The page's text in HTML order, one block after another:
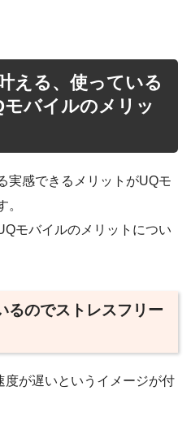
える、使っている
バイルのメリッ
実感できるメリットがUQモ
。
モバイルのメリットについ
るのでストレスフリー
が遅いというイメージが付